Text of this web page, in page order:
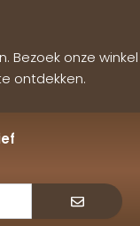
Bezoek onze winkel
ontdekken.